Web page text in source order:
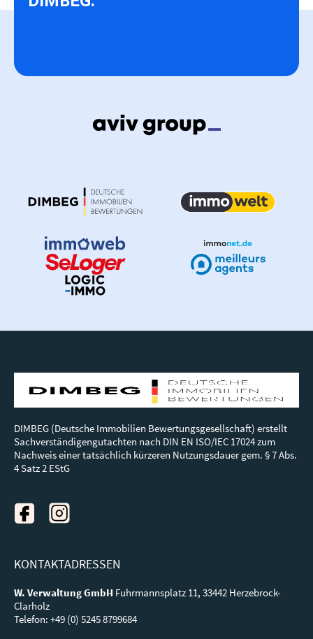
DIMBEG (Deutsche Immobilien Bewertungsgesellschaft) erstellt
Sachverständigengutachten nach DIN EN ISO/IEC 17024 zum
Nachweis einer tatsächlich kürzeren Nutzungsdauer gem. § 7 Abs.
4 Satz 2 EStG
KONTAKTADRESSEN
W. Verwaltung GmbH Fuhrmannsplatz 11, 33442 Herzebrock-
Clarholz
Telefon: +49 (0) 5245 8799684